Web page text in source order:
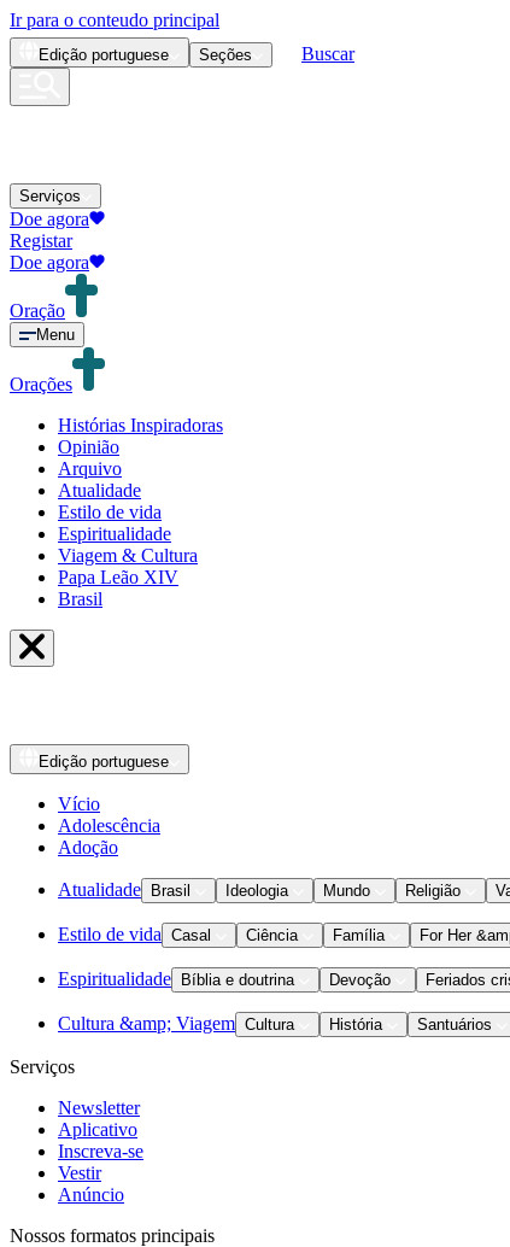
Ir para o conteudo principal
Edição portuguese Seções Buscar
Serviços
Doe agora
Registar
Doe agora
Oração
Menu
Orações
Histórias Inspiradoras
Opinião
Arquivo
Atualidade
Estilo de vida
Espiritualidade
Viagem & Cultura
Papa Leão XIV
Brasil
Edição portuguese
Vício
Adolescência
Adoção
Atualidade Brasil Ideologia Mundo Religião
Estilo de vida Casal Ciência Família For Her
Espiritualidade Bíblia e doutrina Devoção Feriados
Cultura &amp; Viagem Cultura História Santuários
Serviços
Newsletter
Aplicativo
Inscreva-se
Vestir
Anúncio
Nossos formatos principais